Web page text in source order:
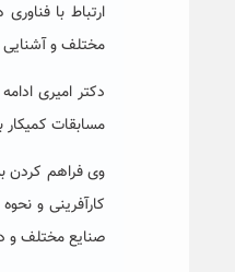
ارتباط با
مختلف و آشنایی
دکتر امیری
مسابقات
وی فراهم کردن
کارآفرینی و
صنایع مختلف و